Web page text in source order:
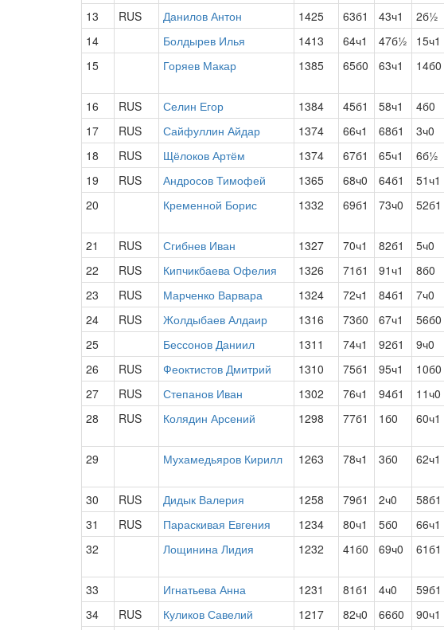
13
RUS Данилов Антон 1425 63б1 43ч1 2б½
14
Болдырев Илья 1413 64ч1 47б½ 15ч1
15
Горяев Макар 1385 65б0 63ч1 14б0
16 RUS Селин Егор 1384 45б1 58ч1 4б0
17
RUS Сайфуллин Айдар 1374 66ч1 68б1 3ч0
18
RUS Щёлоков Артём 1374 67б1 65ч1 6б½
19
RUS Андросов Тимофей 1365 68ч0 64б1 51ч1
20
Кременной Борис 1332 69б1 73ч0 52б1
21 RUS Сгибнев Иван 1327 70ч1 82б1 5ч0
22
RUS Кипчикбаева Офелия 1326 71б1 91ч1 8б0
23
RUS Марченко Варвара 1324 72ч1 84б1 7ч0
24
RUS Жолдыбаев Алдаир 1316 73б0 67ч1 56б0
25
Бессонов Даниил 1311 74ч1 92б1 9ч0
26
RUS Феоктистов Дмитрий 1310 75б1 95ч1 10б0
27
RUS Степанов Иван 1302 76ч1 94б1 11ч0
28
RUS Колядин Арсений 1298 77б1 1б0 60ч1
29 Мухамедьяров Кирилл 1263 78ч1 3б0 62ч1
30 RUS Дидык Валерия 1258 79б1 2ч0 58б1
31
RUS Параскивая Евгения 1234 80ч1 5б0 66ч1
32
Лощинина Лидия 1232 41б0 69ч0 61б1
33 Игнатьева Анна 1231 81б1 4ч0 59б1
34
RUS Куликов Савелий 1217 82ч0 66б0 90ч1